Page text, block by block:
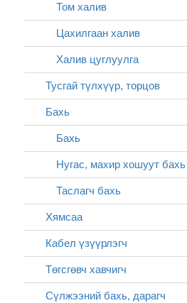
Том халив
Цахилгаан халив
Халив цуглуулга
Тусгай түлхүүр, торцов
Бахь
Бахь
Нугас, махир хошуут бахь
Таслагч бахь
Хямсаа
Кабел үзүүрлэгч
Төгсгөвч хавчигч
Сүлжээний бахь, дарагч